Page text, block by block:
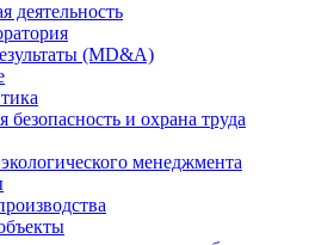
деятельность
(MD&A)
и охрана труда
менеджмента